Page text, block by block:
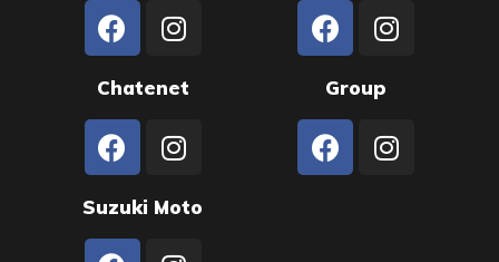
Chatenet Group
Suzuki Moto